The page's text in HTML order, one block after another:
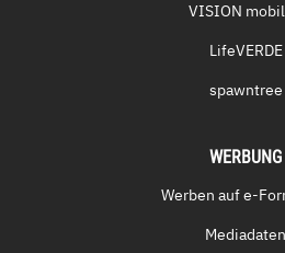
VISION
LifeVERDE
spawntree
WERBUNG
Werben auf e-
Mediadaten